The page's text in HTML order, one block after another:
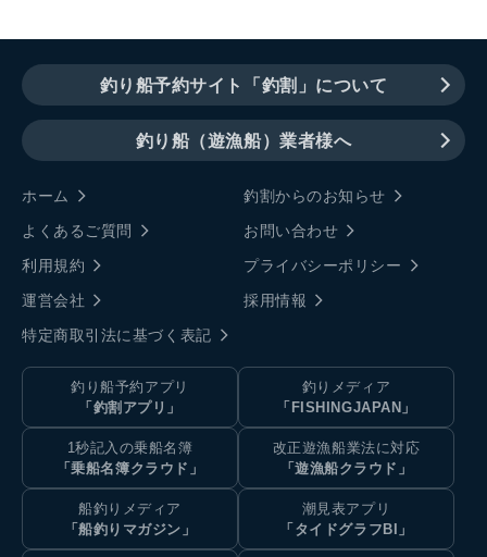
釣り船予約サイト「釣割」について
釣り船（遊漁船）業者様へ
ホーム
釣割からのお知らせ
よくあるご質問
お問い合わせ
利用規約
プライバシーポリシー
運営会社
採用情報
特定商取引法に基づく表記
釣り船予約アプリ
「釣割アプリ」
釣りメディア
「FISHINGJAPAN」
1秒記入の乗船名簿
「乗船名簿クラウド」
改正遊漁船業法に対応
「遊漁船クラウド」
船釣りメディア
「船釣りマガジン」
潮見表アプリ
「タイドグラフBI」